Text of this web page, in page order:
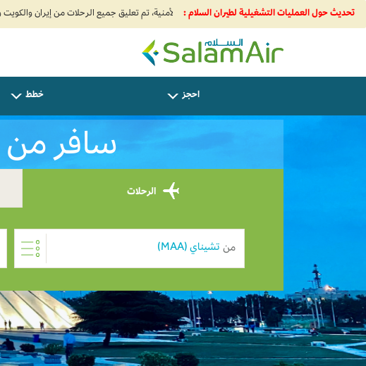
تحديث حول العمليات التشغيلية لطيران السلام :
SalamAir
احجز خطط
سافر من Chennai إلى طهران INR 0
الرحلات
من